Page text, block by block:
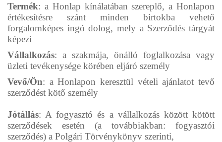
Termék: a Honlap kínálatában szereplő, a Honlapon
értékesítésre szánt minden birtokba vehető
forgalomképes ingó dolog, mely a Szerződés tárgyát
képezi
Vállalkozás: a szakmája, önálló foglalkozása vagy
üzleti tevékenysége körében eljáró személy
Vevő/Ön: a Honlapon keresztül vételi ajánlatot tevő
szerződést kötő személy
Jótállás: A fogyasztó és a vállalkozás között kötött
szerződések esetén (a továbbiakban: fogyasztói
szerződés) a Polgári Törvénykönyv szerinti,